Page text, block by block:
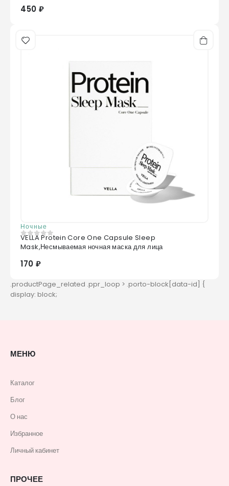
450 ₽
Ночные
0 из 5
VELLA Protein Core One Capsule Sleep
Mask,Несмываемая ночная маска для лица
170 ₽
МЕНЮ
Каталог
Блог
О нас
Избранное
Личный кабинет
ПРОЧЕЕ